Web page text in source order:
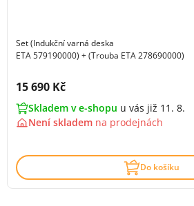
Set (Indukční varná deska
ETA 579190000) + (Trouba ETA 278690000)
Cena s DPH:
15 690 Kč
Skladem v e-shopu u vás již 11. 8.
Není skladem na prodejnách
Do košíku